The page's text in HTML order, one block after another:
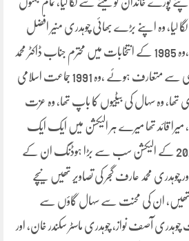
لیا، وہ اپنے بڑے بھائی چوہدری منیر افضل
سے جذباتی محبت کرتے تھے،وہ 1985 کے انتخابات میں محترم جناب ڈاکٹر محمد
کمال کے ذریعے جماعت اسلامی سے متعارف ہوئے ،وہ 1991 جماعت اسلامی
تھا، وہ سہال کی بیٹیوں کا باپ تھا، وہ عزت
میرا قائد تھا میرے ہر الیکشن میں ایک ایک
دروازے پر جاتا تھا،فروری 2024 کے الیکشن سب سے بڑا ہوڈنگ ان کے
چوہدری محمد عارف گجر کی تصاویر تھیں نیچے
تھیں، ان کی محنت سے سہال گاؤں سے
آصف نواز، چوہدری ماسٹر سکندر خان، اور